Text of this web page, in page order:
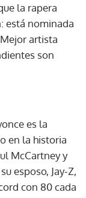
la rapera
está nominada
artista
son
es la
en la historia
McCartney y
esposo, Jay-Z,
con 80 cada